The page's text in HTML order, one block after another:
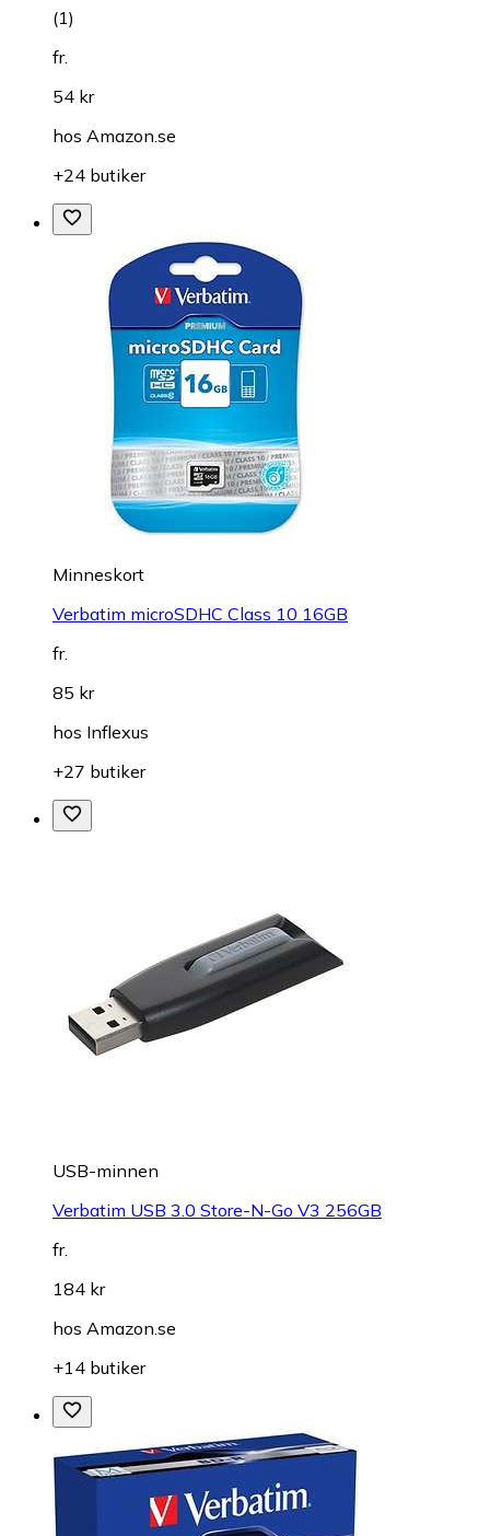
(1)
fr.
54 kr
hos Amazon.se
+24 butiker
Minneskort
Verbatim microSDHC Class 10 16GB
fr.
85 kr
hos Inflexus
+27 butiker
USB-minnen
Verbatim USB 3.0 Store-N-Go V3 256GB
fr.
184 kr
hos Amazon.se
+14 butiker